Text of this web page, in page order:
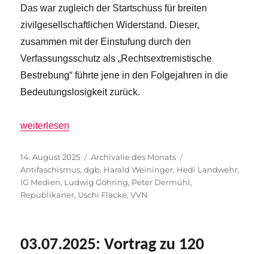
Das war zugleich der Startschuss für breiten
zivilgesellschaftlichen Widerstand. Dieser,
zusammen mit der Einstufung durch den
Verfassungsschutz als „Rechtsextremistische
Bestrebung“ führte jene in den Folgejahren in die
Bedeutungslosigkeit zurück.
„1989: Von der Abwehr einer faschistischen Bedrohung“
weiterlesen
Veröffentlicht
am
14. August 2025 Kategorien
Archivalie des Monats
Antifaschismus,dgb, Harald Weininger, Hedi Landwehr,
IG Medien, Ludwig Göhring, Peter Dermühl,
Republikaner, Uschi Flacke,VVN
03.07.2025: Vortrag zu 120